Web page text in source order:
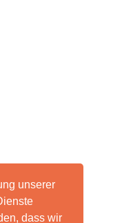
unserer
dass wir